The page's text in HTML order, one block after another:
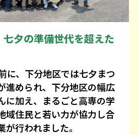
夕の準備世代を超えた
に、下分地区では七夕まつ
進められ、下分地区の幅広
に加え、まるごと高専の学
域住民と若い力が協力し合
行われました。